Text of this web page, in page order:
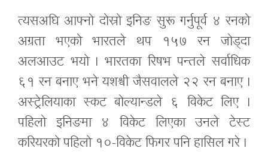
त्यसअघि आफ्नो दोस्रो इनिङ सुरू गर्नुपूर्व ४ रनको
अग्रता भएको भारतले थप १५७ रन जोड्दा
अलआउट भयो । भारतका रिषभ पन्तले सर्वाधिक
६१ रन बनाए भने यशश्वी जैसवालले २२ रन बनाए ।
अस्ट्रेलियाका स्कट बोल्यान्डले ६ विकेट लिए ।
पहिलो इनिङमा ४ विकेट लिएका उनले टेस्ट
करियरको पहिलो १०-विकेट फिगर पनि हासिल गरे ।